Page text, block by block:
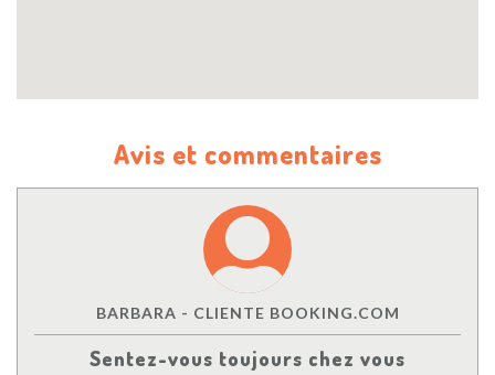
Avis et commentaires
BARBARA - CLIENTE BOOKING.COM
Sentez-vous toujours chez vous